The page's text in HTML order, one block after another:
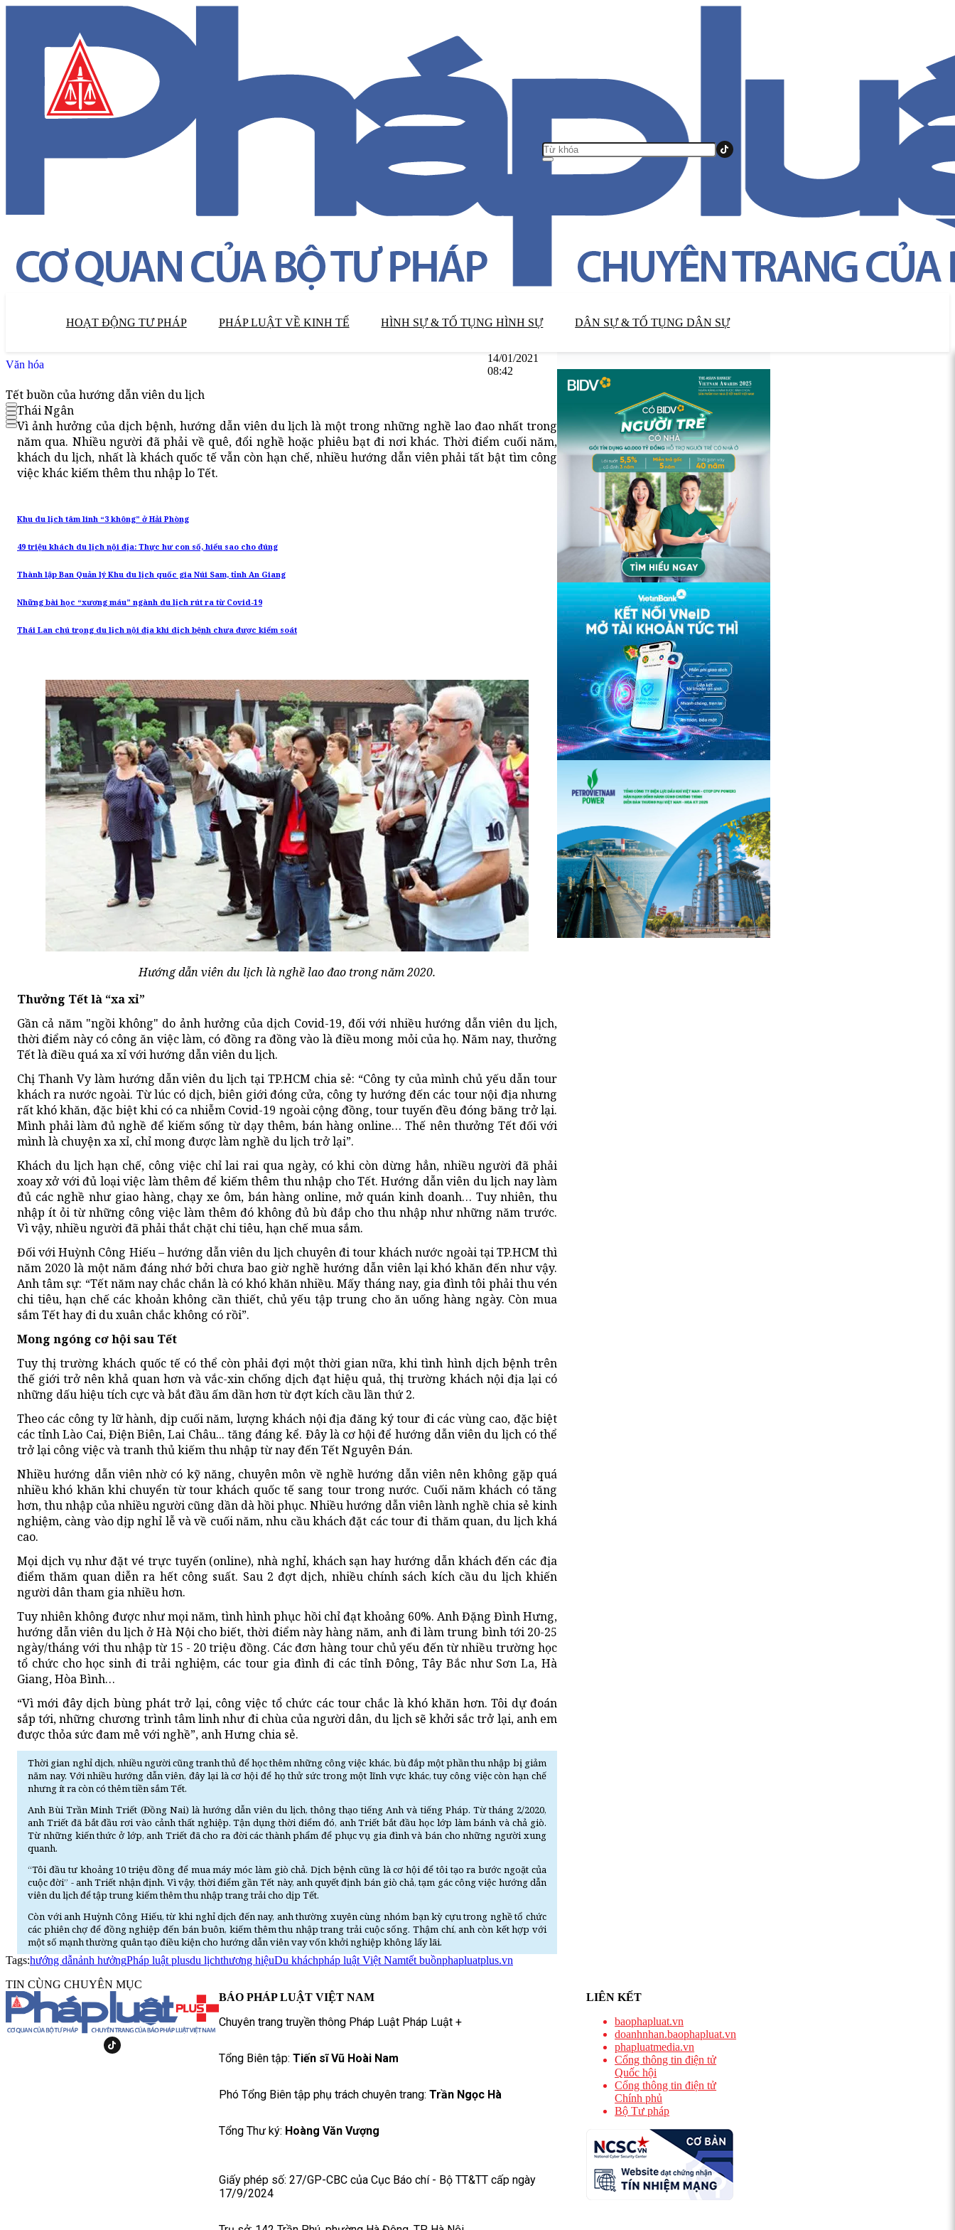
HOẠT ĐỘNG TƯ PHÁP PHÁP LUẬT VỀ KINH TẾ HÌNH SỰ & TỐ TỤNG HÌNH SỰ DÂN SỰ & TỐ TỤNG DÂN SỰ
Văn hóa
14/01/2021
08:42
Tết buồn của hướng dẫn viên du lịch
Thái Ngân
Vì ảnh hưởng của dịch bệnh, hướng dẫn viên du lịch là một trong những nghề lao đao nhất trong
năm qua. Nhiều người đã phải về quê, đổi nghề hoặc phiêu bạt đi nơi khác. Thời điểm cuối năm,
khách du lịch, nhất là khách quốc tế vẫn còn hạn chế, nhiều hướng dẫn viên phải tất bật tìm công
việc khác kiếm thêm thu nhập lo Tết.
Khu du lịch tâm linh “3 không” ở Hải Phòng
49 triệu khách du lịch nội địa: Thực hư con số, hiểu sao cho đúng
Thành lập Ban Quản lý Khu du lịch quốc gia Núi Sam, tỉnh An Giang
Những bài học “xương máu” ngành du lịch rút ra từ Covid-19
Thái Lan chú trọng du lịch nội địa khi dịch bệnh chưa được kiểm soát
Hướng dẫn viên du lịch là nghề lao đao trong năm 2020.
Thưởng Tết là “xa xỉ”
Gần cả năm "ngồi không" do ảnh hưởng của dịch Covid-19, đối với nhiều hướng dẫn viên du lịch,
thời điểm này có công ăn việc làm, có đồng ra đồng vào là điều mong mỏi của họ. Năm nay, thưởng
Tết là điều quá xa xỉ với hướng dẫn viên du lịch.
Chị Thanh Vy làm hướng dẫn viên du lịch tại TP.HCM chia sẻ: “Công ty của mình chủ yếu dẫn tour
khách ra nước ngoài. Từ lúc có dịch, biên giới đóng cửa, công ty hướng đến các tour nội địa nhưng
rất khó khăn, đặc biệt khi có ca nhiễm Covid-19 ngoài cộng đồng, tour tuyến đều đóng băng trở lại.
Mình phải làm đủ nghề để kiếm sống từ dạy thêm, bán hàng online… Thế nên thưởng Tết đối với
mình là chuyện xa xỉ, chỉ mong được làm nghề du lịch trở lại”.
Khách du lịch hạn chế, công việc chỉ lai rai qua ngày, có khi còn dừng hẳn, nhiều người đã phải
xoay xở với đủ loại việc làm thêm để kiếm thêm thu nhập cho Tết. Hướng dẫn viên du lịch nay làm
đủ các nghề như giao hàng, chạy xe ôm, bán hàng online, mở quán kinh doanh… Tuy nhiên, thu
nhập ít ỏi từ những công việc làm thêm đó không đủ bù đắp cho thu nhập như những năm trước.
Vì vậy, nhiều người đã phải thắt chặt chi tiêu, hạn chế mua sắm.
Đối với Huỳnh Công Hiếu – hướng dẫn viên du lịch chuyên đi tour khách nước ngoài tại TP.HCM thì
năm 2020 là một năm đáng nhớ bởi chưa bao giờ nghề hướng dẫn viên lại khó khăn đến như vậy.
Anh tâm sự: “Tết năm nay chắc chắn là có khó khăn nhiều. Mấy tháng nay, gia đình tôi phải thu vén
chi tiêu, hạn chế các khoản không cần thiết, chủ yếu tập trung cho ăn uống hàng ngày. Còn mua
sắm Tết hay đi du xuân chắc không có rồi”.
Mong ngóng cơ hội sau Tết
Tuy thị trường khách quốc tế có thể còn phải đợi một thời gian nữa, khi tình hình dịch bệnh trên
thế giới trở nên khả quan hơn và vắc-xin chống dịch đạt hiệu quả, thị trường khách nội địa lại có
những dấu hiệu tích cực và bắt đầu ấm dần hơn từ đợt kích cầu lần thứ 2.
Theo các công ty lữ hành, dịp cuối năm, lượng khách nội địa đăng ký tour đi các vùng cao, đặc biệt
các tỉnh Lào Cai, Điện Biên, Lai Châu... tăng đáng kể. Đây là cơ hội để hướng dẫn viên du lịch có thể
trở lại công việc và tranh thủ kiếm thu nhập từ nay đến Tết Nguyên Đán.
Nhiều hướng dẫn viên nhờ có kỹ năng, chuyên môn về nghề hướng dẫn viên nên không gặp quá
nhiều khó khăn khi chuyển từ tour khách quốc tế sang tour trong nước. Cuối năm khách có tăng
hơn, thu nhập của nhiều người cũng dần dà hồi phục. Nhiều hướng dẫn viên lành nghề chia sẻ kinh
nghiệm, càng vào dịp nghỉ lễ và về cuối năm, nhu cầu khách đặt các tour đi thăm quan, du lịch khá
cao.
Mọi dịch vụ như đặt vé trực tuyến (online), nhà nghỉ, khách sạn hay hướng dẫn khách đến các địa
điểm thăm quan diễn ra hết công suất. Sau 2 đợt dịch, nhiều chính sách kích cầu du lịch khiến
người dân tham gia nhiều hơn.
Tuy nhiên không được như mọi năm, tình hình phục hồi chỉ đạt khoảng 60%. Anh Đặng Đình Hưng,
hướng dẫn viên du lịch ở Hà Nội cho biết, thời điểm này hàng năm, anh đi làm trung bình tới 20-25
ngày/tháng với thu nhập từ 15 - 20 triệu đồng. Các đơn hàng tour chủ yếu đến từ nhiều trường học
tổ chức cho học sinh đi trải nghiệm, các tour gia đình đi các tỉnh Đông, Tây Bắc như Sơn La, Hà
Giang, Hòa Bình…
“Vì mới đây dịch bùng phát trở lại, công việc tổ chức các tour chắc là khó khăn hơn. Tôi dự đoán
sắp tới, những chương trình tâm linh như đi chùa của người dân, du lịch sẽ khởi sắc trở lại, anh em
được thỏa sức đam mê với nghề”, anh Hưng chia sẻ.
Thời gian nghỉ dịch, nhiều người cũng tranh thủ để học thêm những công việc khác, bù đắp một phần thu nhập bị giảm
năm nay. Với nhiều hướng dẫn viên, đây lại là cơ hội để họ thử sức trong một lĩnh vực khác, tuy công việc còn hạn chế
nhưng ít ra còn có thêm tiền sắm Tết.
Anh Bùi Trần Minh Triết (Đồng Nai) là hướng dẫn viên du lịch, thông thạo tiếng Anh và tiếng Pháp. Từ tháng 2/2020,
anh Triết đã bắt đầu rơi vào cảnh thất nghiệp. Tận dụng thời điểm đó, anh Triết bắt đầu học lớp làm bánh và chả giò.
Từ những kiến thức ở lớp, anh Triết đã cho ra đời các thành phẩm để phục vụ gia đình và bán cho những người xung
quanh.
“Tôi đầu tư khoảng 10 triệu đồng để mua máy móc làm giò chả. Dịch bệnh cũng là cơ hội để tôi tạo ra bước ngoặt của
cuộc đời” - anh Triết nhận định. Vì vậy, thời điểm gần Tết này, anh quyết định bán giò chả, tạm gác công việc hướng dẫn
viên du lịch để tập trung kiếm thêm thu nhập trang trải cho dịp Tết.
Còn với anh Huỳnh Công Hiếu, từ khi nghỉ dịch đến nay, anh thường xuyên cùng nhóm bạn kỳ cựu trong nghề tổ chức
các phiên chợ để đồng nghiệp đến bán buôn, kiếm thêm thu nhập trang trải cuộc sống. Thậm chí, anh còn kết hợp với
một số mạnh thường quân tạo điều kiện cho hướng dẫn viên vay vốn khởi nghiệp không lấy lãi.
Tags:hướng dẫnảnh hưởngPháp luật plusdu lịchthương hiệuDu kháchpháp luật Việt Namtết buồnphapluatplus.vn
TIN CÙNG CHUYÊN MỤC
BÁO PHÁP LUẬT VIỆT NAM
Chuyên trang truyền thông Pháp Luật Pháp Luật +
Tổng Biên tập: Tiến sĩ Vũ Hoài Nam
Phó Tổng Biên tập phụ trách chuyên trang: Trần Ngọc Hà
Tổng Thư ký: Hoàng Văn Vượng
Giấy phép số: 27/GP-CBC của Cục Báo chí - Bộ TT&TT cấp ngày
17/9/2024
LIÊN KẾT
baophapluat.vn
doanhnhan.baophapluat.vn
phapluatmedia.vn
Cổng thông tin điện tử
Quốc hội
Cổng thông tin điện tử
Chính phủ
Bộ Tư pháp